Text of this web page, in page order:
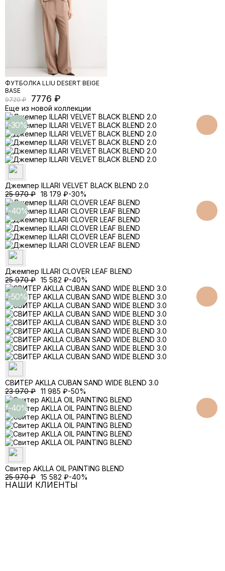
ФУТБОЛКА LLIU DESERT BEIGE
BASE
9720
7776
Еще из новой коллекции
-30%
Джемпер ILLARI VELVET BLACK BLEND 2.0
25 970₽ 18 179 ₽-30%
-40%
Джемпер ILLARI CLOVER LEAF BLEND
25 970₽ 15 582 ₽-40%
-50%
СВИТЕР AKLLA CUBAN SAND WIDE BLEND 3.0
23 970₽ 11 985 ₽-50%
-40%
Свитер AKLLA OIL PAINTING BLEND
25 970₽ 15 582 ₽-40%
НАШИ КЛИЕНТЫ